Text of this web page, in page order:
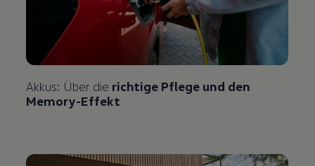
Akkus: Über die richtige Pflege und den
Memory-Effekt